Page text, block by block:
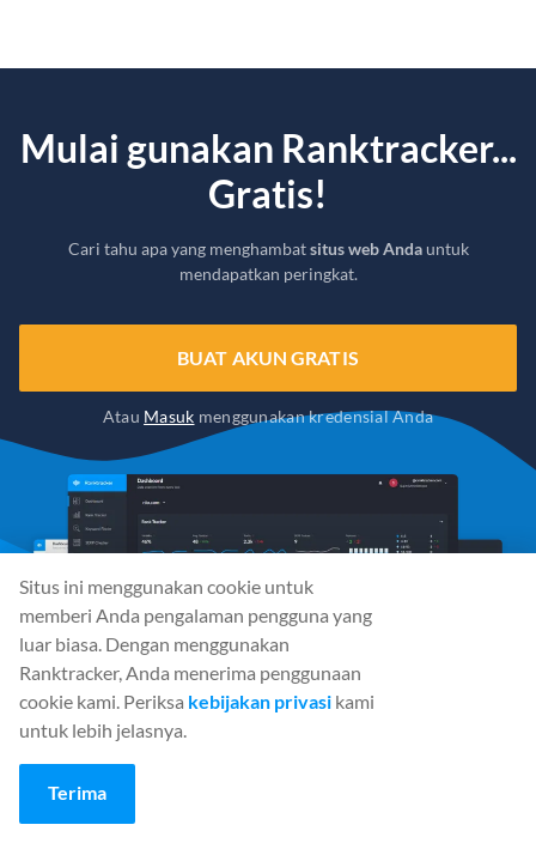
Mulai gunakan Ranktracker...
Gratis!
Cari tahu apa yang menghambatsitus web Andauntuk
mendapatkan peringkat.
BUAT AKUN GRATIS
Atau Masuk menggunakan kredensial Anda
Media Sosial
Situs ini menggunakan cookie untuk
memberi Anda pengalaman pengguna yang
luar biasa. Dengan menggunakan
Ranktracker, Anda menerima penggunaan
cookie kami. Periksa kebijakan privasi kami
untuk lebih jelasnya.
Terima